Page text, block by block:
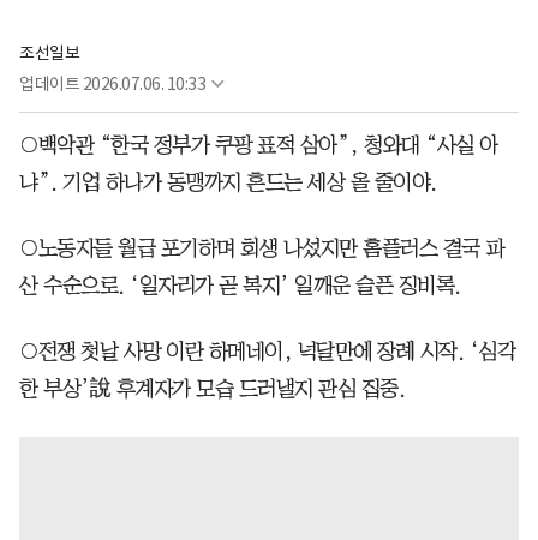
조선일보
업데이트 2026.07.06. 10:33
○백악관 “한국 정부가 쿠팡 표적 삼아”, 청와대 “사실 아
냐”. 기업 하나가 동맹까지 흔드는 세상 올 줄이야.
○노동자들 월급 포기하며 회생 나섰지만 홈플러스 결국 파
산 수순으로. ‘일자리가 곧 복지’ 일깨운 슬픈 징비록.
○전쟁 첫날 사망 이란 하메네이, 넉달만에 장례 시작. ‘심각
한 부상’說 후계자가 모습 드러낼지 관심 집중.